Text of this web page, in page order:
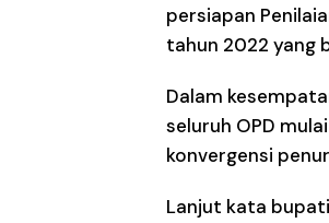
persiapan
tahun 2022 yang
Dalam
seluruh OPD
konvergensi
Lanjut kata